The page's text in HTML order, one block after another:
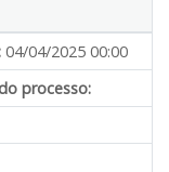
04/04/2025 00:00
processo: